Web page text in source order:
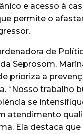
e acesso à
permite o
de
Seprosom,
prioriza a
“Nosso trabalho
se
atendimento
Ela destaca